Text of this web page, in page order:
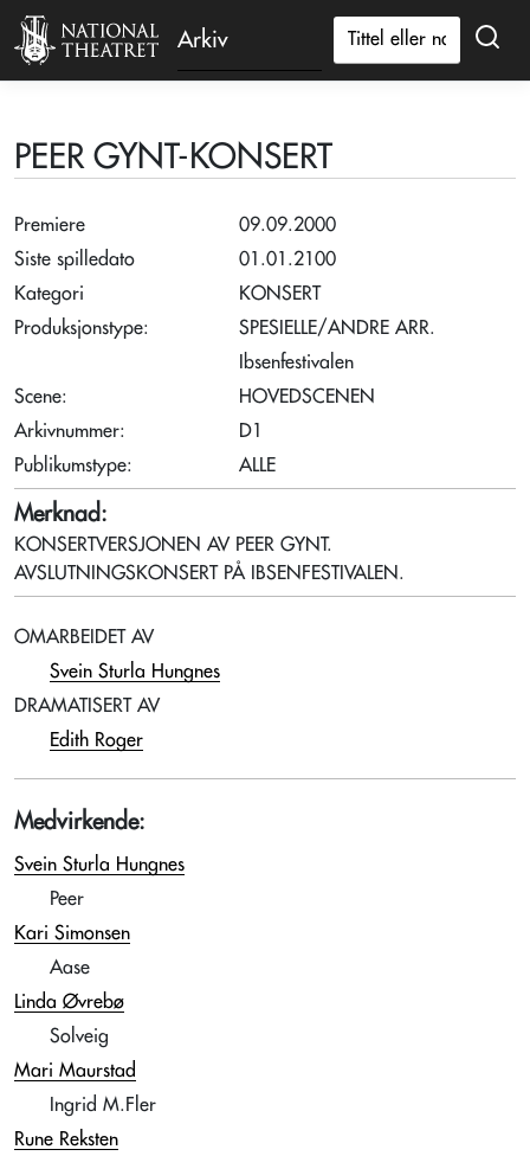
Arkiv
PEER GYNT-KONSERT
Premiere
09.09.2000
Siste spilledato
01.01.2100
Kategori
KONSERT
Produksjonstype:
SPESIELLE/ANDRE ARR.
Ibsenfestivalen
Scene:
HOVEDSCENEN
Arkivnummer:
D1
Publikumstype:
ALLE
Merknad:
KONSERTVERSJONEN AV PEER GYNT.
AVSLUTNINGSKONSERT PÅ IBSENFESTIVALEN.
OMARBEIDET AV
Svein Sturla Hungnes
DRAMATISERT AV
Edith Roger
Medvirkende:
Svein Sturla Hungnes
Peer
Kari Simonsen
Aase
Linda Øvrebø
Solveig
Mari Maurstad
Ingrid M.Fler
Rune Reksten